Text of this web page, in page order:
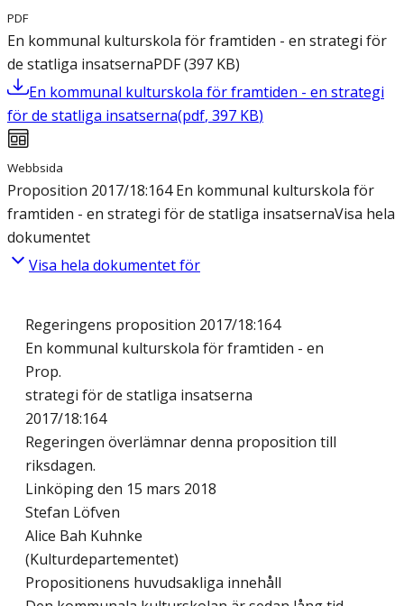
PDF
En kommunal kulturskola för framtiden - en strategi för
de statliga insatsernaPDF(397 KB)
En kommunal kulturskola för framtiden - en strategi
för de statliga insatserna(pdf, 397 KB)
Webbsida
Proposition 2017/18:164 En kommunal kulturskola för
framtiden - en strategi för de statliga insatsernaVisa hela
dokumentet
Visa hela dokumentet för
Regeringens proposition 2017/18:164
En kommunal kulturskola för framtiden - en
Prop.
strategi för de statliga insatserna
2017/18:164
Regeringen överlämnar denna proposition till
riksdagen.
Linköping den 15 mars 2018
Stefan Löfven
Alice Bah Kuhnke
(Kulturdepartementet)
Propositionens huvudsakliga innehåll